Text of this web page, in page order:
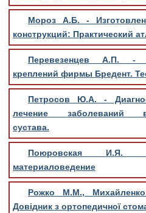
Мороз А.Б. -
конструкций: Практический
Перевезенцев А.П. -
креплений фирмы Бредент.
Петросов Ю.А. -
лечение заболеваний
сустава.
Поюровская И.Я. -
материаловедение
Рожко М.М.,
Довідник з ортопедичної